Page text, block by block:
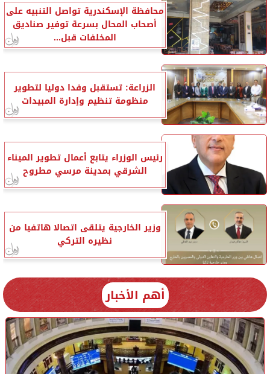
محافظة الإسكندرية تواصل التنبيه على
أصحاب المحال بسرعة توفير صناديق
المخلفات قبل...
الزراعة: تستقبل وفدا دوليا لتطوير
منظومة تنظيم وإدارة المبيدات
رئيس الوزراء يتابع أعمال تطوير الميناء
الشرقي بمدينة مرسي مطروح
وزير الخارجية يتلقى اتصالا هاتفيا من
نظيره التركي
أهم الأخبار